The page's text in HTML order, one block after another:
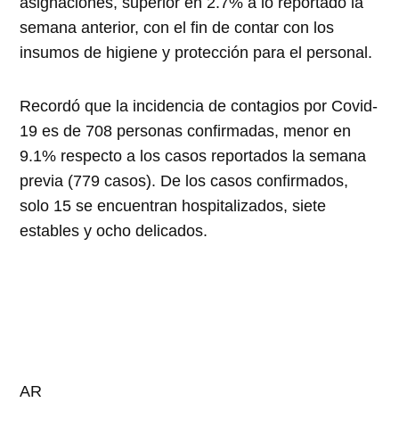
semana anterior, con el fin de contar con los
insumos de higiene y protección para el personal.
Recordó que la incidencia de contagios por Covid-
19 es de 708 personas confirmadas, menor en
9.1% respecto a los casos reportados la semana
previa (779 casos). De los casos confirmados,
solo 15 se encuentran hospitalizados, siete
estables y ocho delicados.
AR